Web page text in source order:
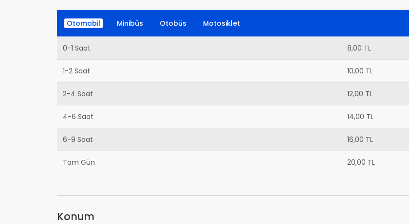
Otomobil Minibüs Otobüs Motosiklet
0-1 Saat 8,00 TL
1-2 Saat 10,00 TL
2-4 Saat 12,00 TL
4-6 Saat 14,00 TL
6-9 Saat 16,00 TL
Tam Gün 20,00 TL
Konum